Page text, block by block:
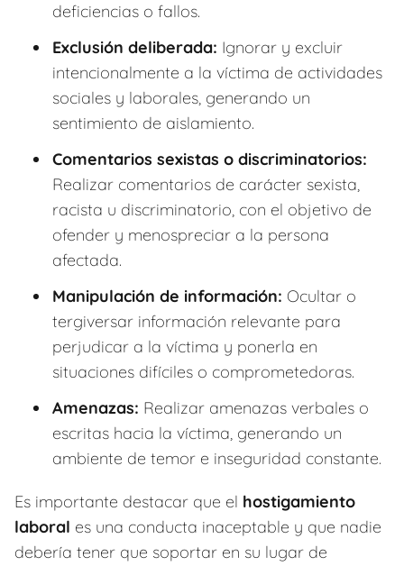
deficiencias o fallos.
Exclusión deliberada: Ignorar y excluir
intencionalmente a la víctima de actividades
sociales y laborales, generando un
sentimiento de aislamiento.
Comentarios sexistas o discriminatorios:
Realizar comentarios de carácter sexista,
racista u discriminatorio, con el objetivo de
ofender y menospreciar a la persona
afectada.
Manipulación de información: Ocultar o
tergiversar información relevante para
perjudicar a la víctima y ponerla en
situaciones difíciles o comprometedoras.
Amenazas: Realizar amenazas verbales o
escritas hacia la víctima, generando un
ambiente de temor e inseguridad constante.
Es importante destacar que el hostigamiento
laboral es una conducta inaceptable y que nadie
debería tener que soportar en su lugar de